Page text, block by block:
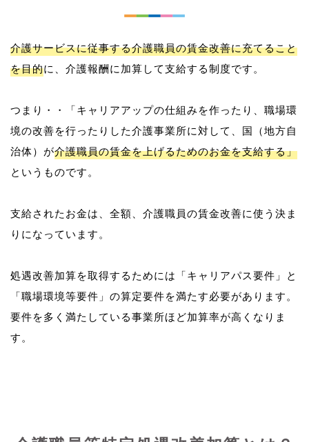
介護サービスに従事する介護職員の賃金改善に充てること
を目的に、介護報酬に加算して支給する制度です。
つまり・・「キャリアアップの仕組みを作ったり、職場環
境の改善を行ったりした介護事業所に対して、国（地方自
治体）が介護職員の賃金を上げるためのお金を支給する」
というものです。
支給されたお金は、全額、介護職員の賃金改善に使う決ま
りになっています。
処遇改善加算を取得するためには「キャリアパス要件」と
「職場環境等要件」の算定要件を満たす必要があります。
要件を多く満たしている事業所ほど加算率が高くなりま
す。